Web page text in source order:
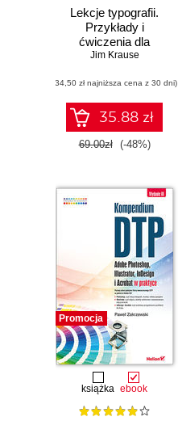
Lekcje typografii.
Przykłady i
ćwiczenia dla
projektantów
Jim Krause
(34,50 zł najniższa cena z 30 dni)
35.88 zł
69.00zł (-48%)
Promocja
książka ebook